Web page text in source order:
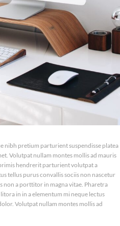
nibh pretium parturient suspendisse platea
Volutpat nullam montes mollis ad mauris
hendrerit parturient volutpat a
tellus purus convallis sociis non nascetur
non a porttitor in magna vitae. Pharetra
in in a elementum mi neque lectus
Volutpat nullam montes mollis ad